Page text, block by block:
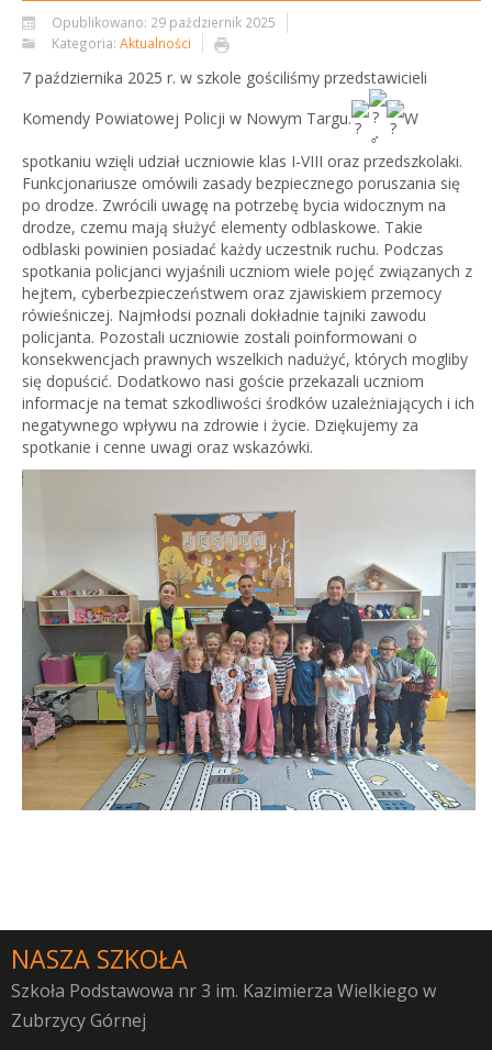
Opublikowano: 29 październik 2025
Kategoria: Aktualności
7 października 2025 r. w szkole gościliśmy przedstawicieli
Komendy Powiatowej Policji w Nowym Targu.
W
spotkaniu wzięli udział uczniowie klas I-VIII oraz przedszkolaki.
Funkcjonariusze omówili zasady bezpiecznego poruszania się
po drodze. Zwrócili uwagę na potrzebę bycia widocznym na
drodze, czemu mają służyć elementy odblaskowe. Takie
odblaski powinien posiadać każdy uczestnik ruchu. Podczas
spotkania policjanci wyjaśnili uczniom wiele pojęć związanych z
hejtem, cyberbezpieczeństwem oraz zjawiskiem przemocy
rówieśniczej. Najmłodsi poznali dokładnie tajniki zawodu
policjanta. Pozostali uczniowie zostali poinformowani o
konsekwencjach prawnych wszelkich nadużyć, których mogliby
się dopuścić. Dodatkowo nasi goście przekazali uczniom
informacje na temat szkodliwości środków uzależniających i ich
negatywnego wpływu na zdrowie i życie. Dziękujemy za
spotkanie i cenne uwagi oraz wskazówki.
NASZA SZKOŁA
Szkoła Podstawowa nr 3 im. Kazimierza Wielkiego w
Zubrzycy Górnej